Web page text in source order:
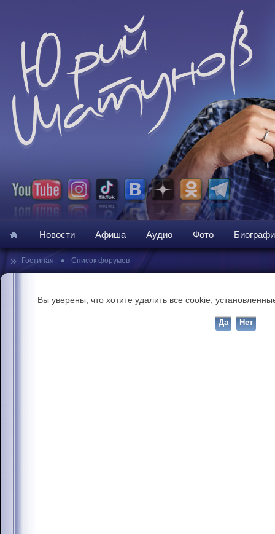
Новости Афиша Аудио Фото
» Гостиная • Список форумов
Вы уверены, что хотите удалить все cookie,